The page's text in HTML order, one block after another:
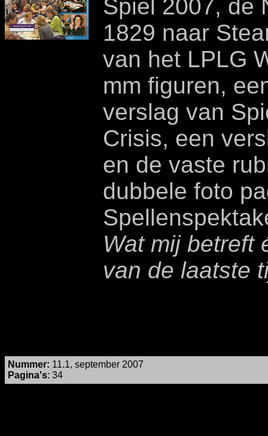
Spiel 2007, de
1829 naar
van het LPLG
mm figuren,
verslag van
Crisis, een
en de vaste
dubbele foto
Wat mij betreft
van de laatste
Nummer: 11.1, september 2007
Pagina's: 34